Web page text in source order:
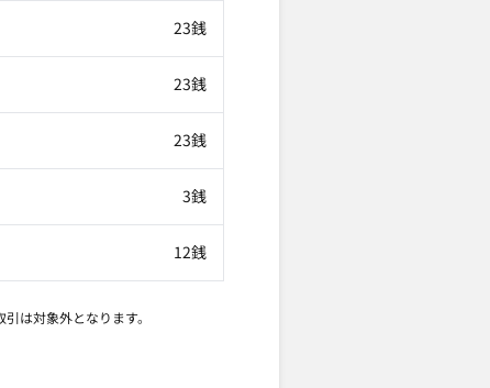
23銭
23銭
23銭
3銭
12銭
は対象外となります。